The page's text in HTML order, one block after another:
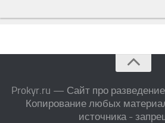
Prokyr.ru — Сайт про
Копирование любых
источника -